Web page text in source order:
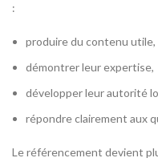
:
produire du contenu utile,
démontrer leur expertise,
développer leur autorité
répondre clairement aux
Le référencement devient